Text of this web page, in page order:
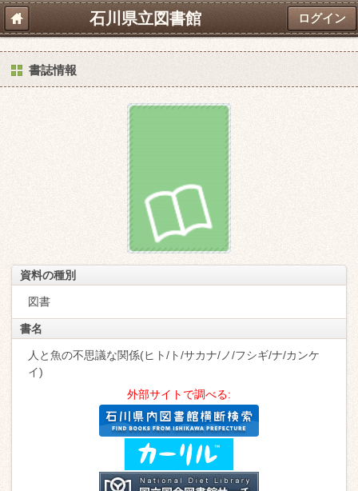
石川県立図書館 ログイン
書誌情報
資料の種別
図書
書名
人と魚の不思議な関係(ヒト/ト/サカナ/ノ/フシギ/ナ/カンケ
イ)
外部サイトで調べる: